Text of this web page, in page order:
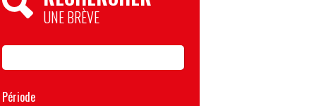
UNE BRÈVE
Période